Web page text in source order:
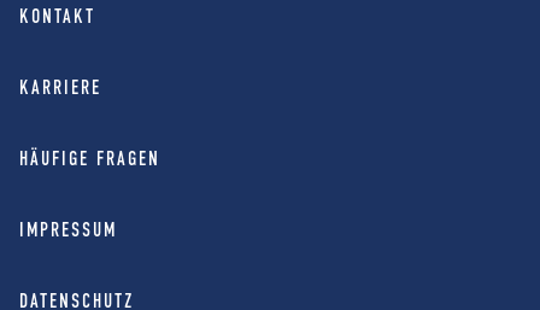
KONTAKT
KARRIERE
HÄUFIGE FRAGEN
IMPRESSUM
DATENSCHUTZ